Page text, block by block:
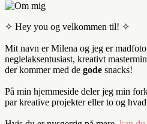
✧ Hey you og velkommen til! ✧
Mit navn er Milena og jeg er
neglelaksentusiast, kreativt
der kommer med de gode snacks!
På min hjemmeside deler jeg min
par kreative projekter eller to og